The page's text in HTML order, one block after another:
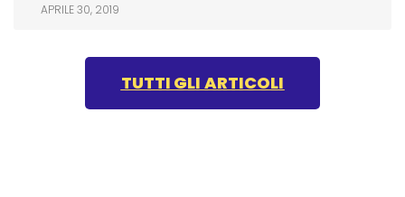
APRILE 30, 2019
TUTTI GLI ARTICOLI